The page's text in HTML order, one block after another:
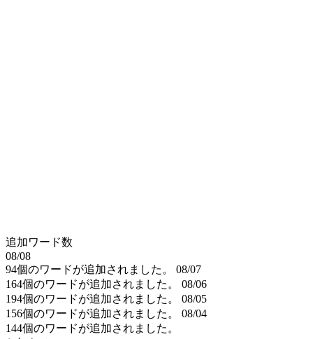
追加ワード数
08/08
94個のワードが追加されました。
08/07
164個のワードが追加されました。
08/06
194個のワードが追加されました。
08/05
156個のワードが追加されました。
08/04
144個のワードが追加されました。